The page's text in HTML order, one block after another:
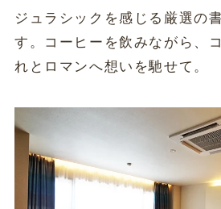
ジュラシックを感じる厳選の
す。コーヒーを飲みながら、
れとロマンへ想いを馳せて。